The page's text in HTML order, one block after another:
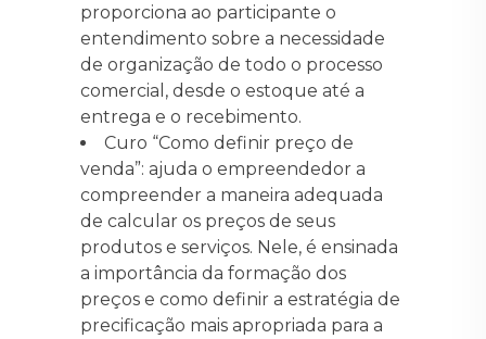
proporciona ao participante o
entendimento sobre a necessidade
de organização de todo o processo
comercial, desde o estoque até a
entrega e o recebimento.
Curo “Como definir preço de
venda”: ajuda o empreendedor a
compreender a maneira adequada
de calcular os preços de seus
produtos e serviços. Nele, é ensinada
a importância da formação dos
preços e como definir a estratégia de
precificação mais apropriada para a